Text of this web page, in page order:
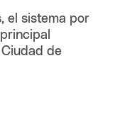
el sistema por
de